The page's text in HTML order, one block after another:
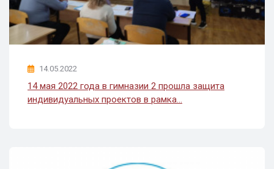
14.05.2022
14 мая 2022 года в гимназии 2 прошла защита
индивидуальных проектов в рамка...